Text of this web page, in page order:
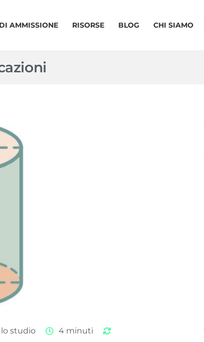
AMMISSIONE RISORSE BLOG CHI SIAMO
studio 4 minuti